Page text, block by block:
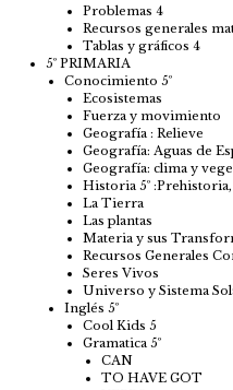
Problemas 4
Recursos generales
Tablas y gráficos 4
5º PRIMARIA
Conocimiento 5º
Ecosistemas
Fuerza y movimiento
Geografía : Relieve
Geografía: Aguas de
Geografía: clima y
Historia 5º
La Tierra
Las plantas
Materia y sus
Recursos Generales
Seres Vivos
Universo y Sistema
Inglés 5º
Cool Kids 5
Gramatica 5º
CAN
TO HAVE GOT